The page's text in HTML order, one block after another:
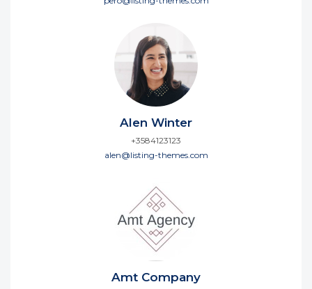
Alen Winter
+3584123123
alen@listing-themes.com
Amt Company